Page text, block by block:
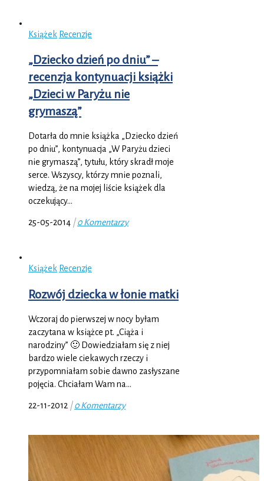
Książek Recenzje
„Dziecko dzień po dniu” –
recenzja kontynuacji książki
„Dzieci w Paryżu nie
grymaszą”
Dotarła do mnie książka „Dziecko dzień
po dniu”, kontynuacja „W Paryżu dzieci
nie grymaszą”, tytułu, który skradł moje
serce. Wszyscy, którzy mnie poznali,
wiedzą, że na mojej liście książek dla
oczekujący…
25-05-2014 |0 Komentarzy
Książek Recenzje
Rozwój dziecka w łonie matki
Wczoraj do pierwszej w nocy byłam
zaczytana w książce pt. „Ciąża i
narodziny” 🙂 Dowiedziałam się z niej
bardzo wiele ciekawych rzeczy i
przypomniałam sobie dawno zasłyszane
pojęcia. Chciałam Wam na…
22-11-2012 |0 Komentarzy